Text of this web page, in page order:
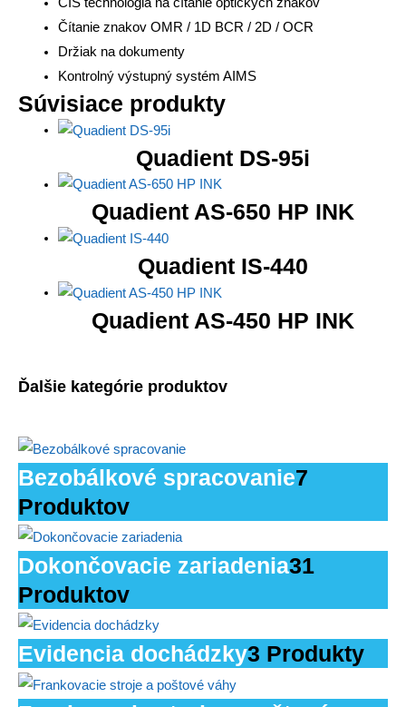
Čítanie znakov OMR / 1D BCR / 2D / OCR
Držiak na dokumenty
Kontrolný výstupný systém AIMS
Súvisiace produkty
Quadient DS-95i
Quadient AS-650 HP INK
Quadient IS-440
Quadient AS-450 HP INK
Ďalšie kategórie produktov
Bezobálkové spracovanie7
Produktov
Dokončovacie zariadenia31
Produktov
Evidencia dochádzky3 Produkty